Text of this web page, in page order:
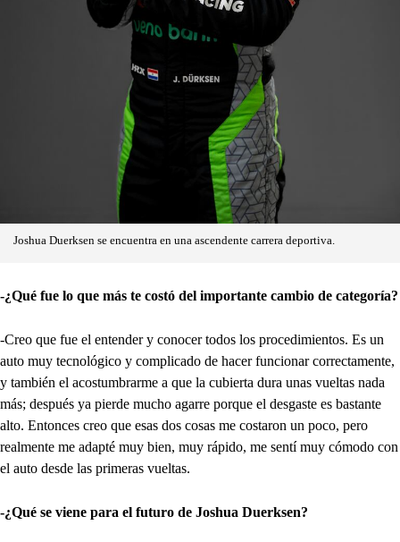
Joshua Duerksen se encuentra en una ascendente carrera deportiva.
-¿Qué fue lo que más te costó del importante cambio de categoría?
-Creo que fue el entender y conocer todos los procedimientos. Es un
auto muy tecnológico y complicado de hacer funcionar correctamente,
y también el acostumbrarme a que la cubierta dura unas vueltas nada
más; después ya pierde mucho agarre porque el desgaste es bastante
alto. Entonces creo que esas dos cosas me costaron un poco, pero
realmente me adapté muy bien, muy rápido, me sentí muy cómodo con
el auto desde las primeras vueltas.
-¿Qué se viene para el futuro de Joshua Duerksen?